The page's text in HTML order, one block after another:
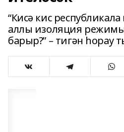
“Кисә кис
аллы изоляция
барыр?” – тигән һорау